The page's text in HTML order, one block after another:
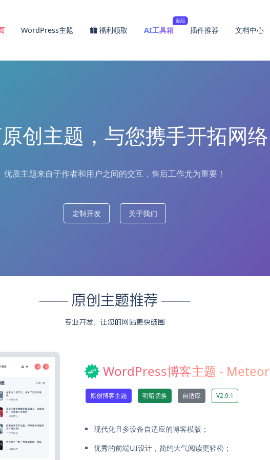
WordPress主题 福利领取 AI工具箱
新品
插件推荐 文档中心
创主题，与您携手开拓网络
优质主题来自于作者和用户之间的交互，售后工作尤为重要！
定制开发 关于我们
—— 原创主题推荐 ——
专业开发，让您的网站更快破圈
WordPress博客主题 - Meteor
原创博客主题 明暗切换 自适应 V2.9.1
现代化且多设备自适应的博客模版；
优秀的前端UI设计，简约大气阅读更轻松；